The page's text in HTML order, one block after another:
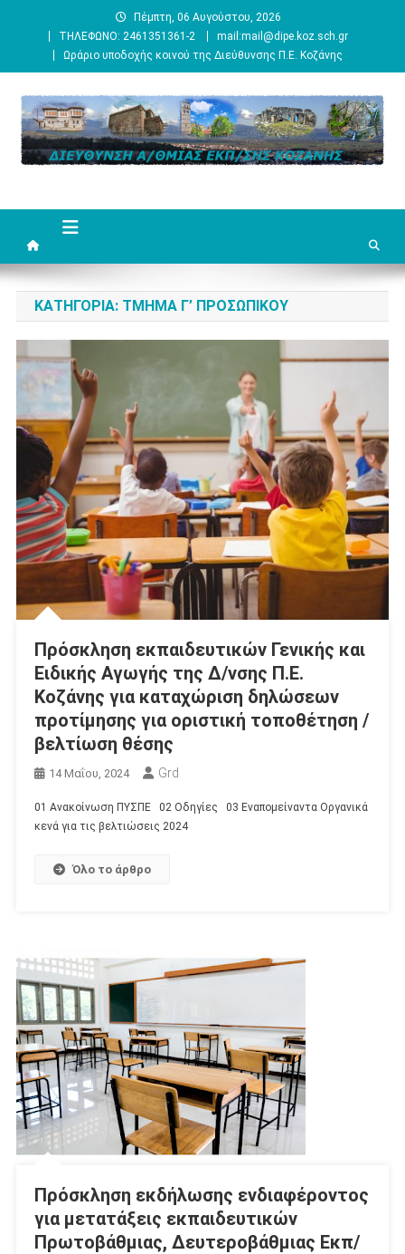
Πέμπτη, 06 Αυγούστου, 2026
ΤΗΛΕΦΩΝΟ: 2461351361-2
mail:mail@dipe.koz.sch.gr
Ωράριο υποδοχής κοινού της Διεύθυνσης Π.Ε. Κοζάνης
ΚΑΤΗΓΟΡΊΑ: ΤΜΗΜΑ Γ’ ΠΡΟΣΩΠΙΚΟΥ
Πρόσκληση εκπαιδευτικών Γενικής και
Ειδικής Αγωγής της Δ/νσης Π.Ε.
Κοζάνης για καταχώριση δηλώσεων
προτίμησης για οριστική τοποθέτηση /
βελτίωση θέσης
14 Μαΐου, 2024 Grd
01 Ανακοίνωση ΠΥΣΠΕ 02 Οδηγίες 03 Εναπομείναντα Οργανικά
κενά για τις βελτιώσεις 2024
Όλο το άρθρο
Πρόσκληση εκδήλωσης ενδιαφέροντος
για μετατάξεις εκπαιδευτικών
Πρωτοβάθμιας, Δευτεροβάθμιας Εκπ/